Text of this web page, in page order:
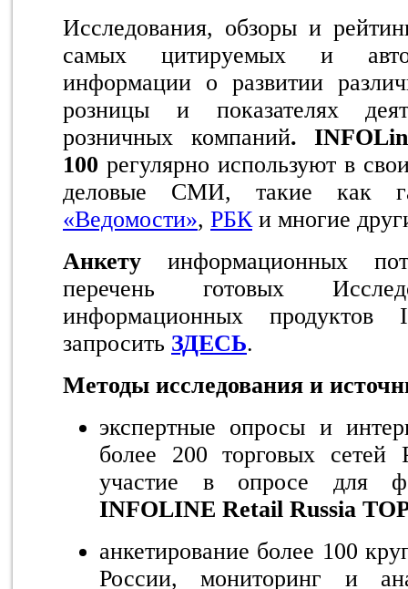
Исследования, обзоры и
самых цитируемых и
информации о развитии
розницы и показателях
розничных компаний.
100 регулярно используют в
деловые СМИ, такие как
«Ведомости», РБК и многие
Анкету информационных
перечень готовых
информационных
запросить ЗДЕСЬ.
Методы исследования и
экспертные опросы и
более 200 торговых сетей
участие в опросе для
INFOLINE Retail Russia
анкетирование более 100
России, мониторинг и